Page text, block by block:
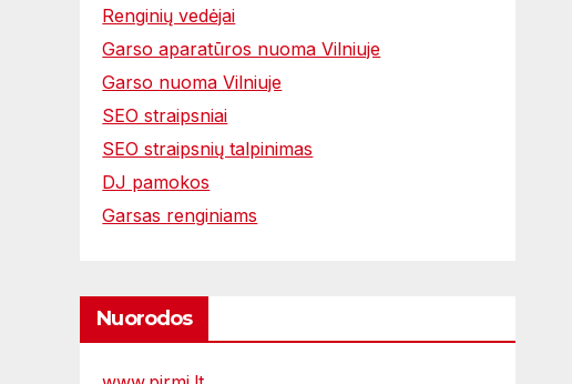
Renginių vedėjai
Garso aparatūros nuoma Vilniuje
Garso nuoma Vilniuje
SEO straipsniai
SEO straipsnių talpinimas
DJ pamokos
Garsas renginiams
Nuorodos